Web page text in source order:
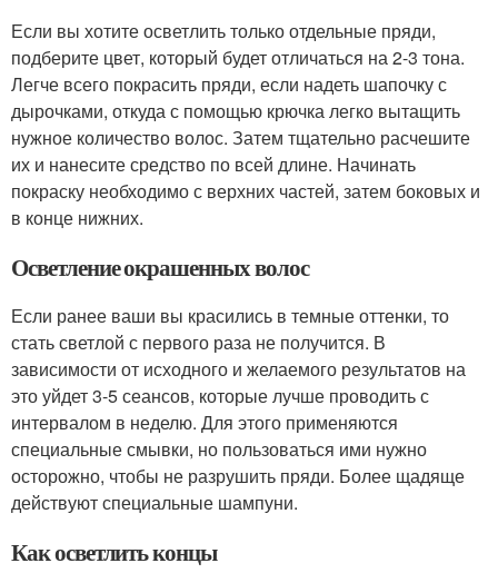
Если вы хотите осветлить только отдельные пряди,
подберите цвет, который будет отличаться на 2-3 тона.
Легче всего покрасить пряди, если надеть шапочку с
дырочками, откуда с помощью крючка легко вытащить
нужное количество волос. Затем тщательно расчешите
их и нанесите средство по всей длине. Начинать
покраску необходимо с верхних частей, затем боковых и
в конце нижних.
Осветление окрашенных волос
Если ранее ваши вы красились в темные оттенки, то
стать светлой с первого раза не получится. В
зависимости от исходного и желаемого результатов на
это уйдет 3-5 сеансов, которые лучше проводить с
интервалом в неделю. Для этого применяются
специальные смывки, но пользоваться ими нужно
осторожно, чтобы не разрушить пряди. Более щадяще
действуют специальные шампуни.
Как осветлить концы­